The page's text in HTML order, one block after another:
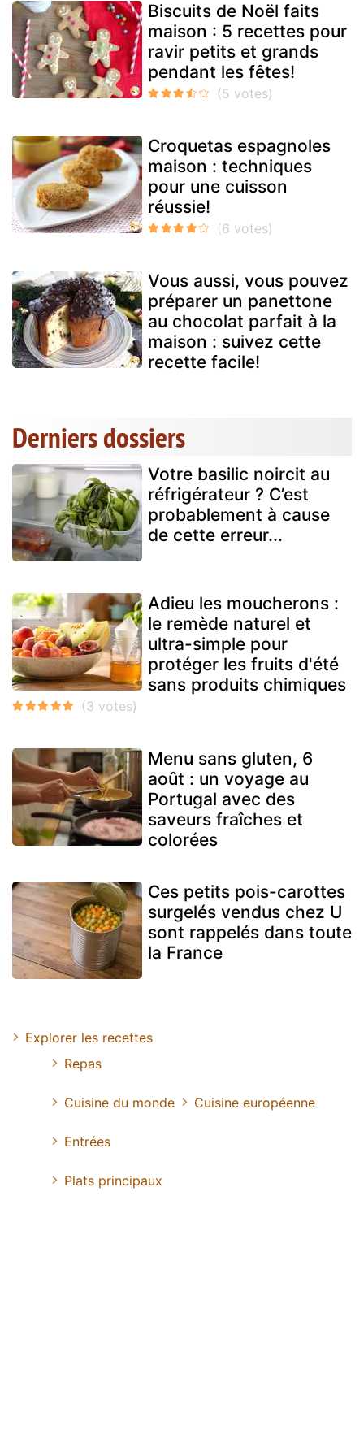
Biscuits de Noël faits
maison : 5 recettes pour
ravir petits et grands
pendant les fêtes!
Croquetas espagnoles
maison : techniques
pour une cuisson
réussie!
Vous aussi, vous pouvez
préparer un panettone
au chocolat parfait à la
maison : suivez cette
recette facile!
Derniers dossiers
Votre basilic noircit au
réfrigérateur ? C’est
probablement à cause
de cette erreur...
Adieu les moucherons :
le remède naturel et
ultra-simple pour
protéger les fruits d'été
sans produits chimiques
Menu sans gluten, 6
août : un voyage au
Portugal avec des
saveurs fraîches et
colorées
Ces petits pois-carottes
surgelés vendus chez U
sont rappelés dans toute
la France
Explorer les recettes
Repas
Cuisine du monde Cuisine européenne
Entrées
Plats principaux